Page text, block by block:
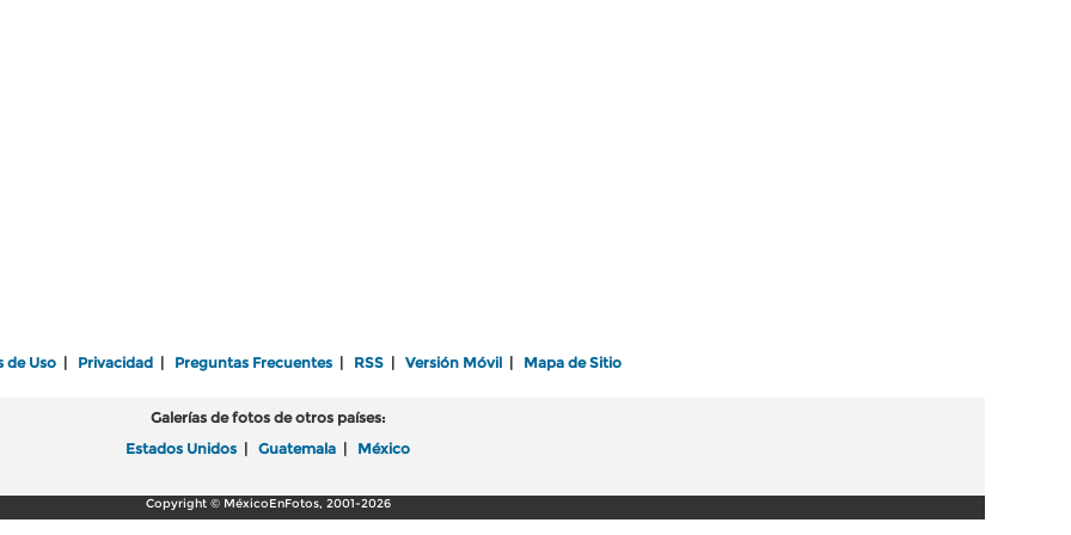
de Uso Privacidad Preguntas Frecuentes RSS Versión Móvil Mapa de Sitio
Galerías de fotos de otros países:
Estados Unidos
Guatemala México
Copyright © MéxicoEnFotos, 2001-2026